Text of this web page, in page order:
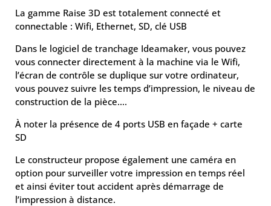
La gamme Raise 3D est totalement connecté et
connectable : Wifi, Ethernet, SD, clé USB
Dans le logiciel de tranchage Ideamaker, vous pouvez
vous connecter directement à la machine via le Wifi,
l’écran de contrôle se duplique sur votre ordinateur,
vous pouvez suivre les temps d’impression, le niveau de
construction de la pièce….
À noter la présence de 4 ports USB en façade + carte
SD
Le constructeur propose également une caméra en
option pour surveiller votre impression en temps réel
et ainsi éviter tout accident après démarrage de
l’impression à distance.